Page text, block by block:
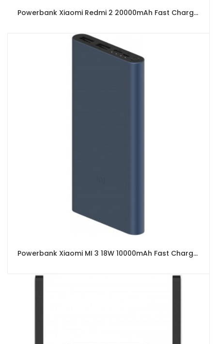
Powerbank Xiaomi Redmi 2 20000mAh Fast Charger
Powerbank Xiaomi MI 3 18W 10000mAh Fast Charger